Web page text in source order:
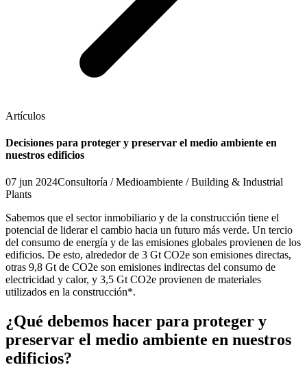
Artículos
Decisiones para proteger y preservar el medio ambiente en
nuestros edificios
07 jun 2024Consultoría / Medioambiente / Building & Industrial
Plants
Sabemos que el sector inmobiliario y de la construcción tiene el
potencial de liderar el cambio hacia un futuro más verde. Un tercio
del consumo de energía y de las emisiones globales provienen de los
edificios. De esto, alrededor de 3 Gt CO2e son emisiones directas,
otras 9,8 Gt de CO2e son emisiones indirectas del consumo de
electricidad y calor, y 3,5 Gt CO2e provienen de materiales
utilizados en la construcción*.
¿Qué debemos hacer para proteger y
preservar el medio ambiente en nuestros
edificios?